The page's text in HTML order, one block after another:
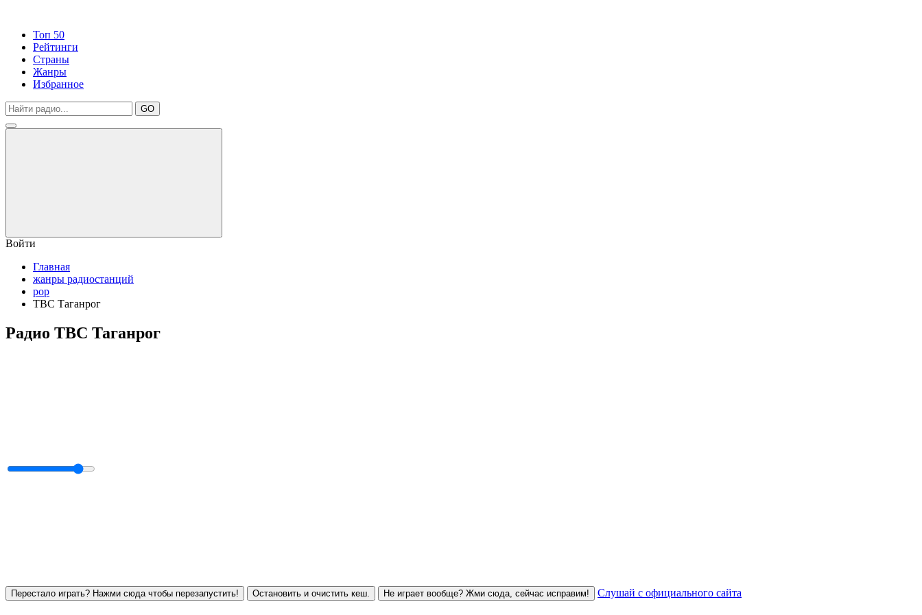
Топ 50
Рейтинги
Страны
Жанры
Избранное
GO
Войти
Главная
жанры радиостанций
pop
ТВС Таганрог
Радио ТВС Таганрог
Перестало играть? Нажми сюда чтобы перезапустить! Остановить и очистить кеш. Не играет вообще? Жми сюда, сейчас исправим! Слушай с официального сайта